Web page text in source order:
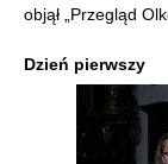
objął „Przegląd
Dzień pierwszy